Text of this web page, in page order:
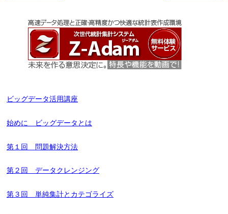
ビッグデータ活用講座
始めに ビッグデータとは
第１回 問題解決方法
第２回 データクレンジング
第３回 単純集計とカテゴライズ